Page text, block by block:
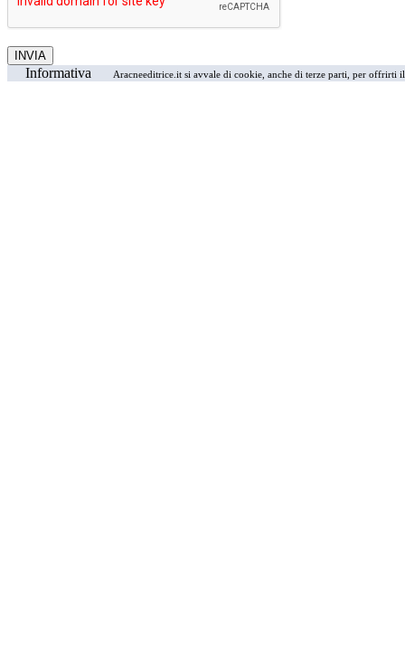
Informativa Aracneeditrice.it si avvale di cookie, anche di terze parti, per